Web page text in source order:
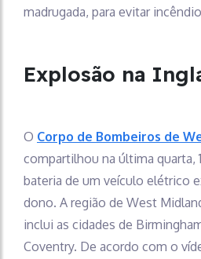
madrugada, para evitar
Explosão na
O Corpo de Bombeiros de
compartilhou na última quarta,
bateria de um veículo elétrico
dono. A região de West
inclui as cidades de
Coventry. De acordo com o